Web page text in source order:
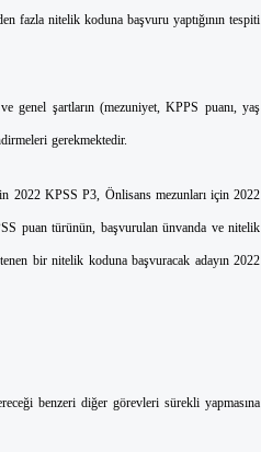
fazla nitelik koduna başvuru yaptığının tespiti
genel şartların (mezuniyet, KPPS puanı, yaş
gerekmektedir.
2022 KPSS P3, Önlisans mezunları için 2022
puan türünün, başvurulan ünvanda ve nitelik
bir nitelik koduna başvuracak adayın 2022
benzeri diğer görevleri sürekli yapmasına